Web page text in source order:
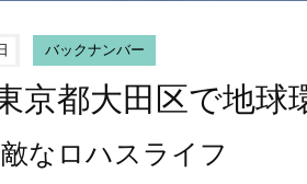
バックナンバー
京都大田区で地球
なロハスライフ